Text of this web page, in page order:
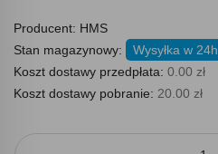
Producent: HMS
Stan magazynowy:
Wysyłka w 24h
Koszt dostawy przedpłata: 0.00 zł
Koszt dostawy pobranie: 20.00 zł